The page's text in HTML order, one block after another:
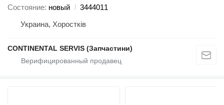
Состояние новый
3444011
Украина, Хоростків
CONTINENTAL SERVIS (Запчастини)